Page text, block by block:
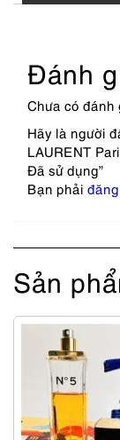
Đánh
Chưa có đánh
Hãy là người
LAURENT
Đã sử dụng”
Bạn phải
Sản